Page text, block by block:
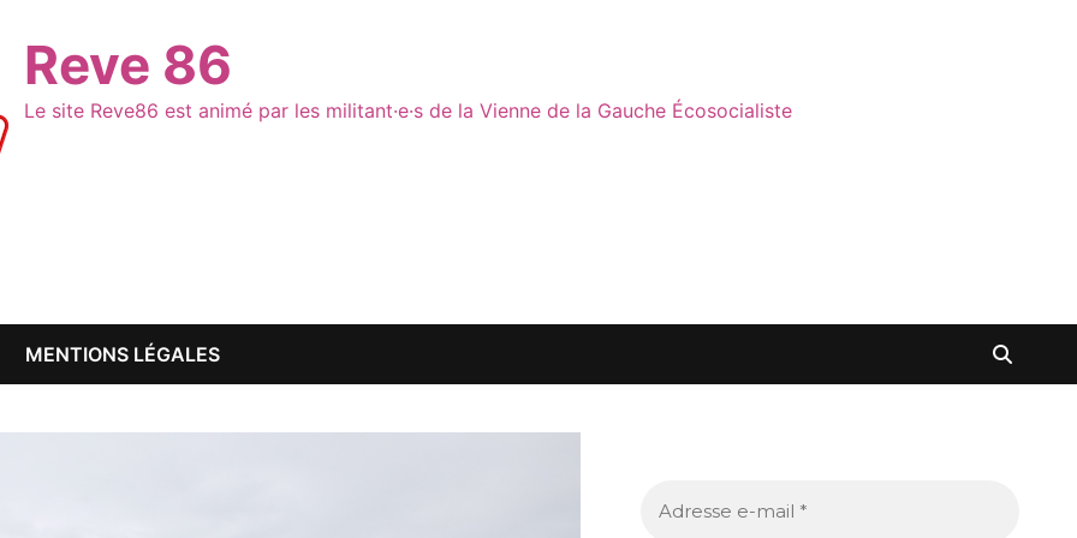
Reve 86
Le site Reve86 est animé par les militant·e·s de la Vienne de la Gauche Écosocialiste
MENTIONS LÉGALES